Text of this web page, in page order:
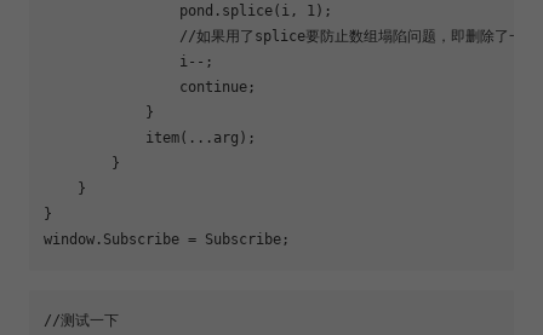
                pond.splice(i,
1 );
//如果用了splice要防止数组塌陷问题，即删除了一个
                i--;
continue ;
            }
            item(...arg);
        }
    }
window
//测试一下